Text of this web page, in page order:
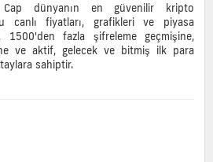
dünyanın en güvenilir kripto
canlı fiyatları, grafikleri ve piyasa
1500'den fazla şifreleme geçmişine,
ve aktif, gelecek ve bitmiş ilk para
sahiptir.